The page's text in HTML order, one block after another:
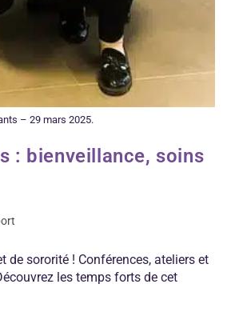
– 29 mars 2025.
: bienveillance, soins
de sororité ! Conférences, ateliers et
les temps forts de cet